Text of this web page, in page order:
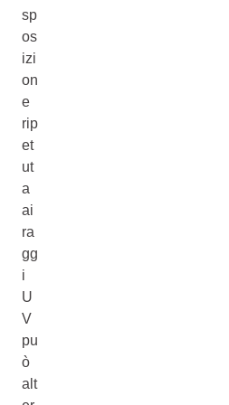
sp
os
izi
on
e
rip
et
ut
a
ai
ra
gg
i
U
V
pu
ò
alt